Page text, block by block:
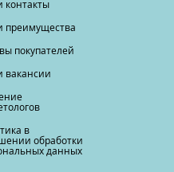
контакты
преимущества
покупателей
вакансии
в
обработки
данных